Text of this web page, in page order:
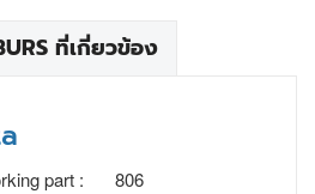
ที่เกี่ยวข้อง
part : 806